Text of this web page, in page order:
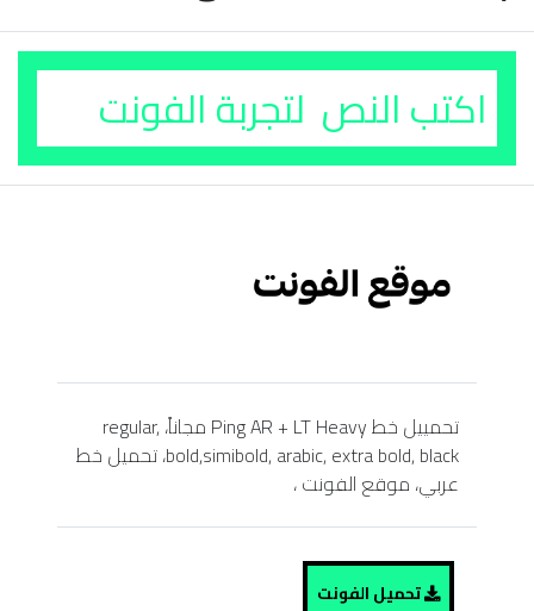
تحمييل خط Ping AR + LT Heavy مجاناً، regular,
bold,simibold, arabic, extra bold, black، تحميل خط
عربي، موقع الفونت ،
تحميل الفونت